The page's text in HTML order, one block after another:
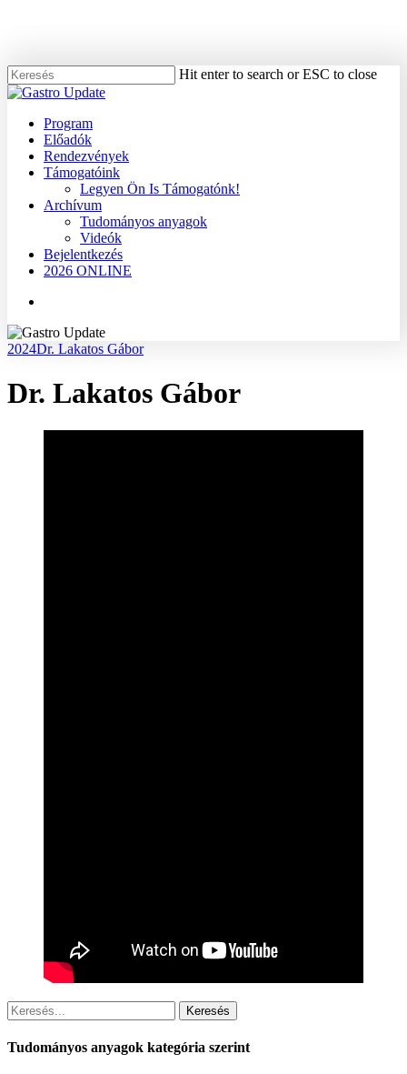
content
Hit enter to search or ESC to close
Close
Menu
Program
Előadók
Rendezvények
Támogatóink
Legyen Ön Is Támogatónk!
Archívum
Tudományos anyagok
Videók
Bejelentkezés
2026 ONLINE
2024Dr. Lakatos Gábor
Dr. Lakatos Gábor
Keresés
Tudományos anyagok kategória szerint